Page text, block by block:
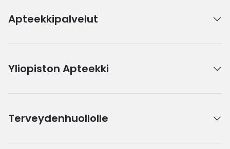
Apteekkipalvelut
Yliopiston Apteekki
Terveydenhuollolle